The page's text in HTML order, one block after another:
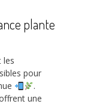
plante
les
pour
.
une